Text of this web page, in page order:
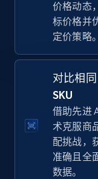
Walmart -
using sku
URL, Final
Specifications,
TikTok Shop
价格动态
标价格并
定价策略。
对比相同
SKU
借助先进
术克服商
配挑战，
准确且全
数据。